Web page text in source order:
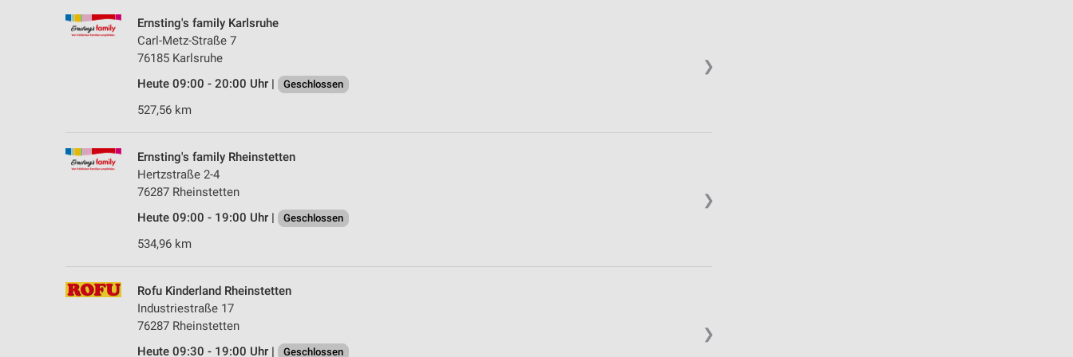
❯
Ernsting's family Karlsruhe
Carl-Metz-Straße 7
76185 Karlsruhe
Heute 09:00 - 20:00 Uhr |
Geschlossen
527,56 km
❯
Ernsting's family Rheinstetten
Hertzstraße 2-4
76287 Rheinstetten
Heute 09:00 - 19:00 Uhr |
Geschlossen
534,96 km
❯
Rofu Kinderland Rheinstetten
Industriestraße 17
76287 Rheinstetten
Heute 09:30 - 19:00 Uhr |
Geschlossen